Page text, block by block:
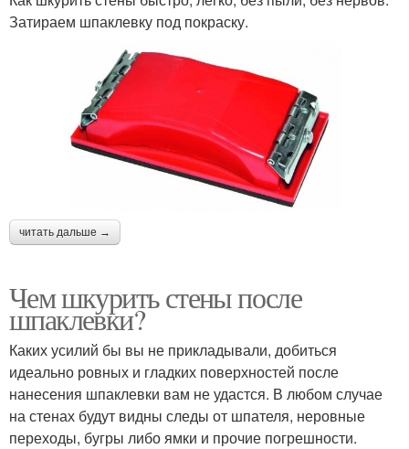
Затираем шпаклевку под покраску.
читать дальше →
Чем шкурить стены после
шпаклевки?
Каких усилий бы вы не прикладывали, добиться
идеально ровных и гладких поверхностей после
нанесения шпаклевки вам не удастся. В любом случае
на стенах будут видны следы от шпателя, неровные
переходы, бугры либо ямки и прочие погрешности.